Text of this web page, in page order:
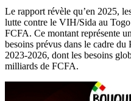
Le rapport révèle qu’en 2025,
lutte contre le VIH/Sida au
FCFA. Ce montant représente
besoins prévus dans le cadre
2023-2026, dont les besoins
milliards de FCFA.